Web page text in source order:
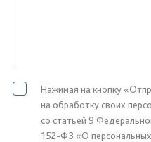
Нажимая на кнопку
на обработку своих
со статьей 9
152-ФЗ «О